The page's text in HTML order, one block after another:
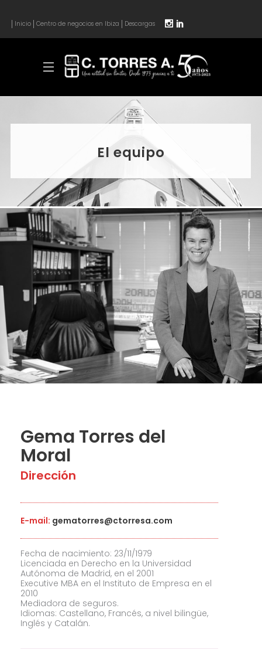
Inicio Centro de negocios en Ibiza Descargas
El equipo
Gema Torres del
Moral
Dirección
E-mail: gematorres@ctorresa.com
Fecha de nacimiento: 23/11/1979
Licenciada en Derecho en la Universidad
Autónoma de Madrid, en el 2001
Executive MBA en el Instituto de Empresa en el
2010
Mediadora de seguros.
Idiomas: Castellano, Francés, a nivel bilingüe,
Inglés y Catalán.